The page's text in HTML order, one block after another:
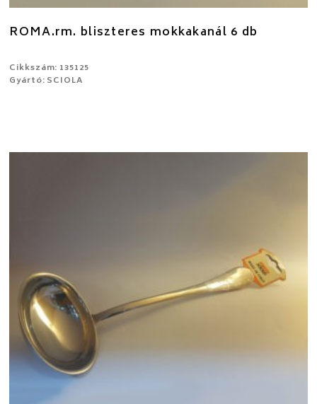
ROMA.rm. bliszteres mokkakanál 6 db
Cikkszám: 135125
Gyártó: SCIOLA